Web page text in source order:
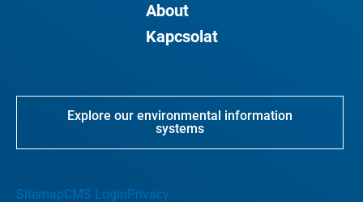
About
Kapcsolat
Explore our environmental information
systems
SitemapCMS LoginPrivacy